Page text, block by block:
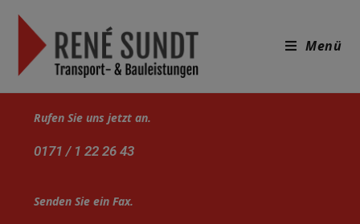
Menü
Rufen Sie uns jetzt an.
0171 / 1 22 26 43
Senden Sie ein Fax.